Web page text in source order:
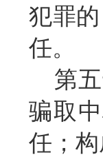
犯罪
任。
第
骗取
任；